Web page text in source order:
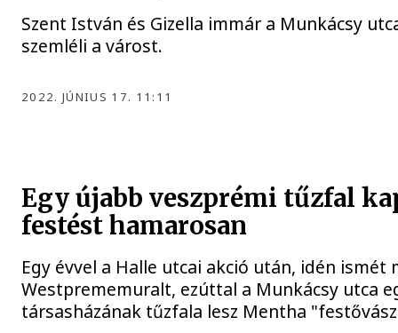
Szent István és Gizella immár a Munkácsy
szemléli a várost.
2022. JÚNIUS 17. 11:11
Egy újabb veszprémi tűzfal
festést hamarosan
Egy évvel a Halle utcai akció után, idén
Westprememuralt, ezúttal a Munkácsy utca
társasházának tűzfala lesz Mentha